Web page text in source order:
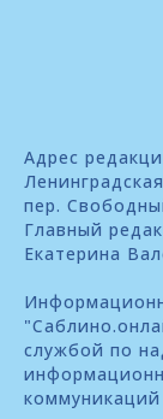
Адрес
пер.
Главный
Екатерина
службой по